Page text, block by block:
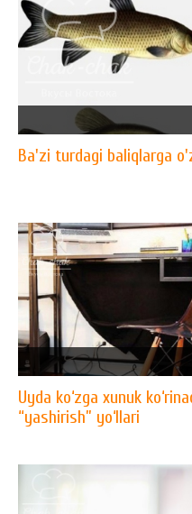
Ba'zi turdagi baliqlarga
Uyda ko‘zga xunuk
“yashirish” yo‘llari